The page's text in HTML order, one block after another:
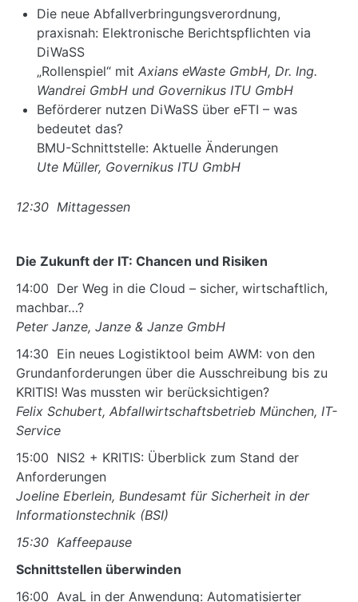
Die neue Abfallverbringungsverordnung,
praxisnah: Elektronische Berichtspflichten via
DiWaSS
„Rollenspiel“ mit Axians eWaste GmbH, Dr. Ing.
Wandrei GmbH und Governikus ITU GmbH
Beförderer nutzen DiWaSS über eFTI – was
bedeutet das?
BMU-Schnittstelle: Aktuelle Änderungen
Ute Müller, Governikus ITU GmbH
12:30 Mittagessen
Die Zukunft der IT: Chancen und Risiken
14:00 Der Weg in die Cloud – sicher, wirtschaftlich,
machbar…?
Peter Janze, Janze & Janze GmbH
14:30 Ein neues Logistiktool beim AWM: von den
Grundanforderungen über die Ausschreibung bis zu
KRITIS! Was mussten wir berücksichtigen?
Felix Schubert, Abfallwirtschaftsbetrieb München, IT-
Service
15:00 NIS2 + KRITIS: Überblick zum Stand der
Anforderungen
Joeline Eberlein, Bundesamt für Sicherheit in der
Informationstechnik (BSI)
15:30 Kaffeepause
Schnittstellen überwinden
16:00 AvaL in der Anwendung: Automatisierter